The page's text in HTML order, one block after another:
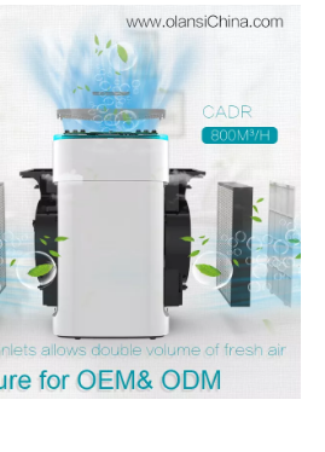
khí đã trở nên rất phổ biến
là phải mất thời gian và
lọc không khí tốt nhất. Điều này
một kết thúc với chất lượng tốt